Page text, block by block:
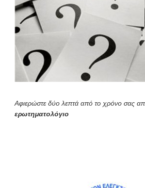
Αφιερώστε δύο λεπτά από το χρόνο σας
ερωτηματολόγιο